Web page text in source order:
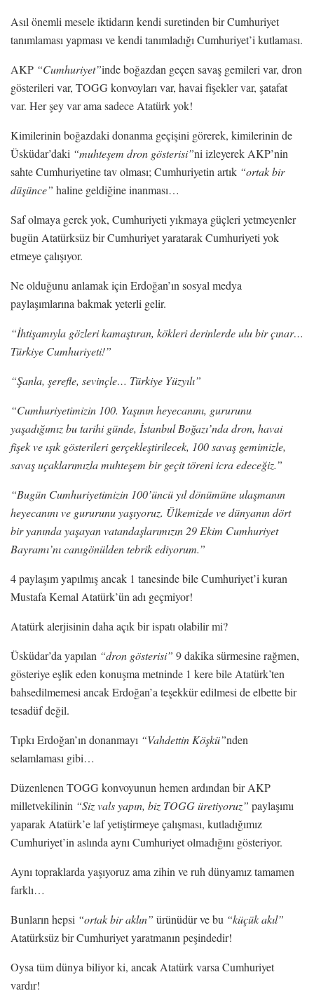
Asıl önemli mesele iktidarın kendi suretinden bir Cumhuriyet
tanımlaması yapması ve kendi tanımladığı Cumhuriyet’i kutlaması.
AKP “Cumhuriyet”inde boğazdan geçen savaş gemileri var, dron
gösterileri var, TOGG konvoyları var, havai fişekler var, şatafat
var. Her şey var ama sadece Atatürk yok!
Kimilerinin boğazdaki donanma geçişini görerek, kimilerinin de
Üsküdar’daki “muhteşem dron gösterisi”ni izleyerek AKP’nin
sahte Cumhuriyetine tav olması; Cumhuriyetin artık “ortak bir
düşünce” haline geldiğine inanması…
Saf olmaya gerek yok, Cumhuriyeti yıkmaya güçleri yetmeyenler
bugün Atatürksüz bir Cumhuriyet yaratarak Cumhuriyeti yok
etmeye çalışıyor.
Ne olduğunu anlamak için Erdoğan’ın sosyal medya
paylaşımlarına bakmak yeterli gelir.
“İhtişamıyla gözleri kamaştıran, kökleri derinlerde ulu bir çınar…
Türkiye Cumhuriyeti!”
“Şanla, şerefle, sevinçle… Türkiye Yüzyılı”
“Cumhuriyetimizin 100. Yaşının heyecanını, gururunu
yaşadığımız bu tarihi günde, İstanbul Boğazı’nda dron, havai
fişek ve ışık gösterileri gerçekleştirilecek, 100 savaş gemimizle,
savaş uçaklarımızla muhteşem bir geçit töreni icra edeceğiz.”
“Bugün Cumhuriyetimizin 100’üncü yıl dönümüne ulaşmanın
heyecanını ve gururunu yaşıyoruz. Ülkemizde ve dünyanın dört
bir yanında yaşayan vatandaşlarımızın 29 Ekim Cumhuriyet
Bayramı’nı canıgönülden tebrik ediyorum.”
4 paylaşım yapılmış ancak 1 tanesinde bile Cumhuriyet’i kuran
Mustafa Kemal Atatürk’ün adı geçmiyor!
Atatürk alerjisinin daha açık bir ispatı olabilir mi?
Üsküdar’da yapılan “dron gösterisi” 9 dakika sürmesine rağmen,
gösteriye eşlik eden konuşma metninde 1 kere bile Atatürk’ten
bahsedilmemesi ancak Erdoğan’a teşekkür edilmesi de elbette bir
tesadüf değil.
Tıpkı Erdoğan’ın donanmayı “Vahdettin Köşkü”nden
selamlaması gibi…
Düzenlenen TOGG konvoyunun hemen ardından bir AKP
milletvekilinin “Siz vals yapın, biz TOGG üretiyoruz” paylaşımı
yaparak Atatürk’e laf yetiştirmeye çalışması, kutladığımız
Cumhuriyet’in aslında aynı Cumhuriyet olmadığını gösteriyor.
Aynı topraklarda yaşıyoruz ama zihin ve ruh dünyamız tamamen
farklı…
Bunların hepsi “ortak bir aklın” ürünüdür ve bu “küçük akıl”
Atatürksüz bir Cumhuriyet yaratmanın peşindedir!
Oysa tüm dünya biliyor ki, ancak Atatürk varsa Cumhuriyet
vardır!